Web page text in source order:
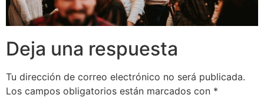
Deja una respuesta
Tu dirección de correo electrónico no será publicada.
Los campos obligatorios están marcados con *